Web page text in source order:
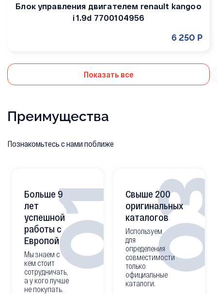
Блок управления двигателем renault kangoo
i 1.9d 7700104956
6 250 Р
Показать все
Преимущества
Познакомьтесь с нами поближе
01
Больше 9
лет
успешной
работы с
Европой
Мы знаем с
кем стоит
сотрудничать,
а у кого лучше
не покупать.
Свыше 200
оригинальных
каталогов
Используем
для
определения
совместимости
только
официальные
каталоги.